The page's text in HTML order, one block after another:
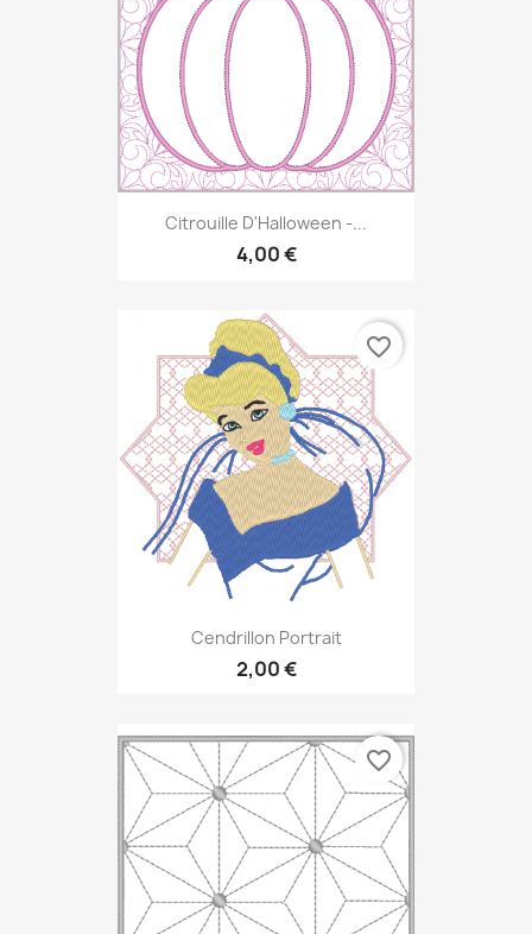
Citrouille D'Halloween -...
4,00 €
Cendrillon Portrait
2,00 €
favorite_border
favorite_border